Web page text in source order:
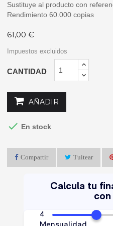
Sustituye al producto con
Rendimiento 60.000 copias
61,00 €
Impuestos excluidos
CANTIDAD
AÑADIR
 En stock
Compartir Tuitear